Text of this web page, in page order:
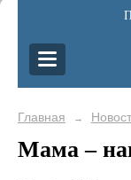
Главная →
Мама –